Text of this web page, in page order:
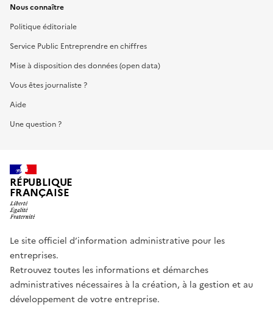
Nous connaître
Politique éditoriale
Service Public Entreprendre en chiffres
Mise à disposition des données (open data)
Vous êtes journaliste ?
Aide
Une question ?
RÉPUBLIQUE
FRANÇAISE
Le site officiel d’information administrative pour les
entreprises.
Retrouvez toutes les informations et démarches
administratives nécessaires à la création, à la gestion et au
développement de votre entreprise.